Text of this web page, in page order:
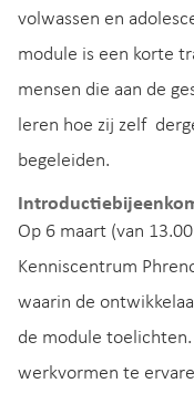
volwassen en
module is een korte
mensen die aan de
leren hoe zij zelf
begeleiden.
Op 6 maart (van
Kenniscentrum
waarin de
de module
werkvormen te